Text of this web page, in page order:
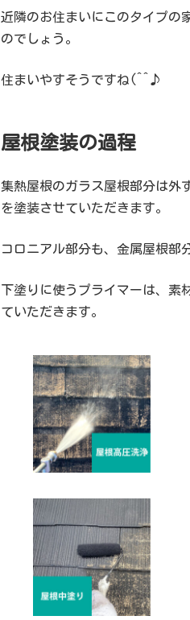
近隣のお住まいにこのタイプの
のでしょう。
住まいやすそうですね(^^♪
屋根塗装の過程
集熱屋根のガラス屋根部分は外
を塗装させていただきます。
コロニアル部分も、金属屋根部
下塗りに使うプライマーは、素
ていただきます。